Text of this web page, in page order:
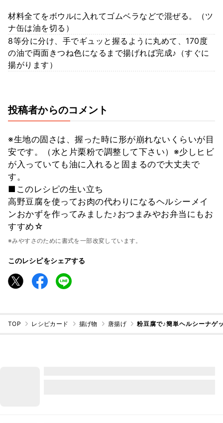
材料全てをボウルに入れてゴムベラなどで混ぜる。（ツ
ナ缶は油を切る）
8等分に分け、手でギュッと握るように丸めて、170度
の油で両面きつね色になるまで揚げれば完成♪（すぐに
揚がります）
投稿者からのコメント
※生地の固さは、握った時に形が崩れないくらいが目
安です。（水と片栗粉で調整して下さい）※少しヒビ
が入っていても油に入れると固まるので大丈夫で
す。
■このレシピの生い立ち
高野豆腐を使ってお肉の代わりになるヘルシーメイ
ンおかずを作ってみました♪おつまみやお弁当にもお
すすめ☆
※みやすさのために書式を一部改変しています。
このレシピをシェアする
TOP レシピカード 揚げ物 唐揚げ 粉豆腐で♪簡単ヘルシーナゲ